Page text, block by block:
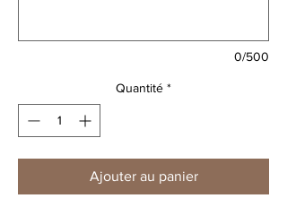
0/500
Quantité *
Ajouter au panier